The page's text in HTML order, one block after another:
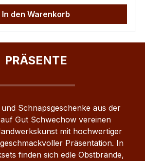
fruchtigen Nuancen sehr
In den Warenkorb
PRÄSENTE
Schnapsgeschenke aus der
Gut Schwechow vereinen
mit hochwertiger
Präsentation. In
finden sich edle Obstbrände,